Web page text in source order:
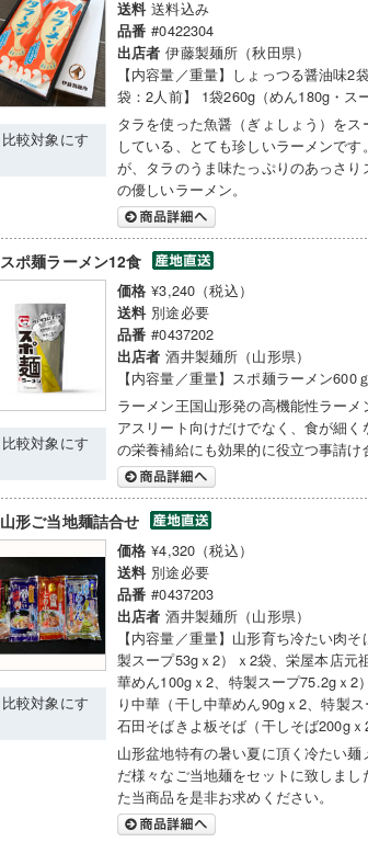
比較対象にす
送料 送料込み
品番 #0422304
出店者 伊藤製麺所（秋田県）
【内容量／重量】しょっつる醤油味
袋：2人前】 1袋260g（めん180g・ス
タラを使った魚醤（ぎょしょう）を
している、とても珍しいラーメンで
が、タラのうま味たっぷりのあっさ
の優しいラーメン。
スポ麺ラーメン12食
比較対象にす
価格 ¥3,240（税込）
送料 別途必要
品番 #0437202
出店者 酒井製麺所（山形県）
【内容量／重量】スポ麺ラーメン600
ラーメン王国山形発の高機能性ラー
アスリート向けだけでなく、食が細く
の栄養補給にも効果的に役立つ事請
山形ご当地麺詰合せ
比較対象にす
価格 ¥4,320（税込）
送料 別途必要
品番 #0437203
出店者 酒井製麺所（山形県）
【内容量／重量】山形育ち冷たい肉
製スープ53gｘ2）ｘ2袋、栄屋本店元
華めん100gｘ2、特製スープ75.2gｘ2
り中華（干し中華めん90gｘ2、特製
石田そばきよ板そば（干しそば200g
山形盆地特有の暑い夏に頂く冷たい
だ様々なご当地麺をセットに致しまし
た当商品を是非お求めください。